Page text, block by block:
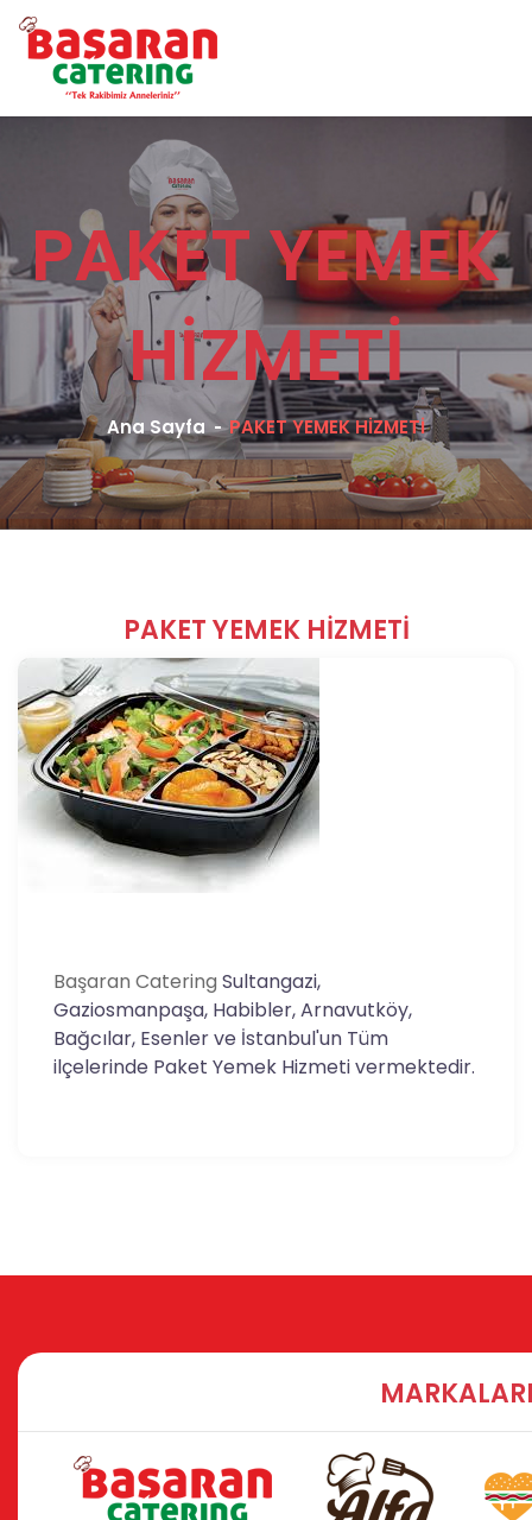
PAKET YEMEK
HİZMETİ
Ana Sayfa PAKET YEMEK HİZMETİ
PAKET YEMEK HİZMETİ
Başaran Catering Sultangazi,
Gaziosmanpaşa, Habibler, Arnavutköy,
Bağcılar, Esenler ve İstanbul'un Tüm
ilçelerinde Paket Yemek Hizmeti vermektedir.